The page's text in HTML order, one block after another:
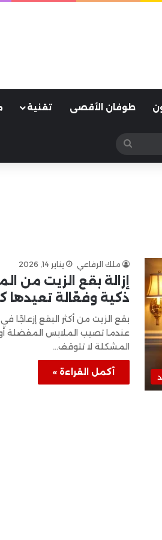
طوفان الأقصى تقنية
بحث
عن
ملك الرفاعي يناير 14, 2026
إزالة بقع الزيت من
ذكية وفعّالة تعيدها
بقع الزيت من أكثر البقع إزعاجًا
عندما تصيب الملابس المفضلة
المشكلة لا تتوقف…
أكمل القراءة »